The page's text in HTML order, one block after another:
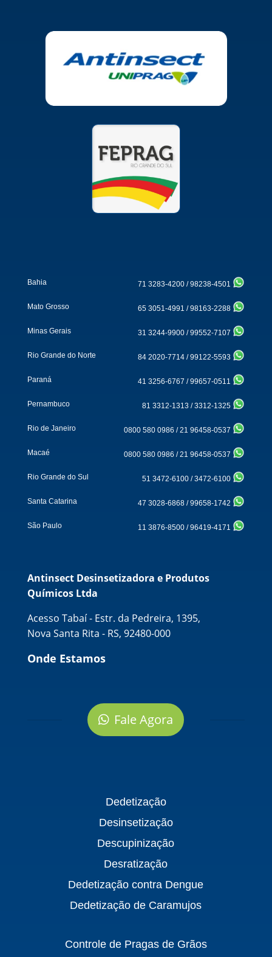
Bahia 71 3283-4200 /98238-4501
Mato Grosso 65 3051-4991 /98163-2288
Minas Gerais 31 3244-9900 /99552-7107
Rio Grande do Norte 84 2020-7714 /99122-5593
Paraná 41 3256-6767 /99657-0511
Pernambuco 81 3312-1313 /3312-1325
Rio de Janeiro 0800 580 0986 /21 96458-0537
Macaé 0800 580 0986 /21 96458-0537
Rio Grande do Sul 51 3472-6100 /3472-6100
Santa Catarina 47 3028-6868 /99658-1742
São Paulo 11 3876-8500 /96419-4171
Antinsect Desinsetizadora e Produtos
Químicos Ltda
Acesso Tabaí - Estr. da Pedreira, 1395,
Nova Santa Rita - RS, 92480-000
Onde Estamos
Fale Agora
Dedetização
Desinsetização
Descupinização
Desratização
Dedetização contra Dengue
Dedetização de Caramujos
Controle de Pragas de Grãos